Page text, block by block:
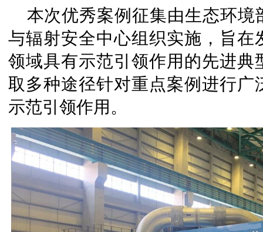
本次优秀案例征集由生态环
与辐射安全中心组织实施，旨
领域具有示范引领作用的先进
取多种途径针对重点案例进行
示范引领作用。